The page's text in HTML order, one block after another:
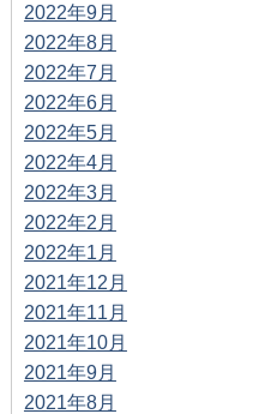
2022年9月
2022年8月
2022年7月
2022年6月
2022年5月
2022年4月
2022年3月
2022年2月
2022年1月
2021年12月
2021年11月
2021年10月
2021年9月
2021年8月